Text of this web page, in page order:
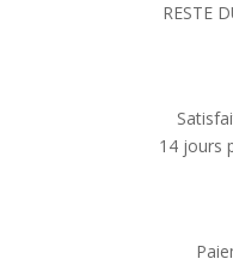
RESTE
14 jours